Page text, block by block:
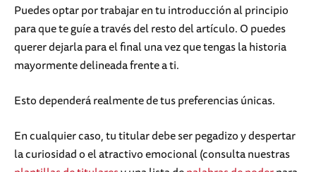
Puedes optar por trabajar en tu introducción al principio
para que te guíe a través del resto del artículo. O puedes
querer dejarla para el final una vez que tengas la historia
mayormente delineada frente a ti.
Esto dependerá realmente de tus preferencias únicas.
En cualquier caso, tu titular debe ser pegadizo y despertar
la curiosidad o el atractivo emocional (consulta nuestras